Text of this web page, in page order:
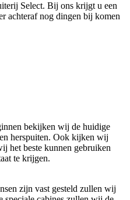
Select. Bij ons krijgt u een
achteraf nog dingen bij komen
bekijken wij de huidige
herspuiten. Ook kijken wij
het beste kunnen gebruiken
te krijgen.
zijn vast gesteld zullen wij